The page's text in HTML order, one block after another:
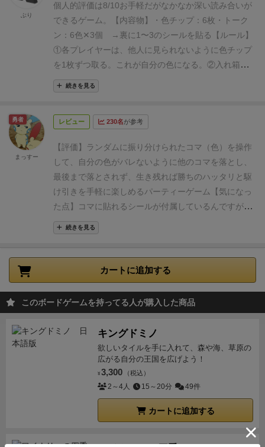
個人的評価は8/10お手軽だがなかなか深い読み合いが
できるゲーム。
【内容物】 ・色チップ：6枚 ・トーク
ン：6色✕3個 →裏に1〜3のシールを貼る
【ルール】
①各プレイヤーは、他人に見られないように色チップ
を1枚ずつ取る。これが自分の色になる。 ②入れ箱外
周の各マス（プールサイド）へランダムにトークンを
並べる。③スタートプレイヤーから以下を繰り返
し、全員へ伝える。
ただし、直前のプレイヤーと同じトークンを選
び、 元の場所に戻るのは禁止。 3)進んだ先に他
のトークンがない場合はそのまま置く。
ある場合
はそのトークンをプールへ突き落とす。
この時落
とされたのが、自分の色のトークンの 3つ目であ
る場合、自分の色を公開しゲーム脱落。
ぐ、または飛び込み台で丁度止まった場合、その
プレイヤーは誰かの色を当てないといけない。
解の場合は自分が脱落となる。脱落者は自分の色
人になるまで残れば勝利。 プレイヤーが2人の状態
で残りのトークンが2色になった場合、その瞬間に
飛び込み台に近いプレイヤーが勝利となる。同じ距
離の場合は残っているトークンの数字が大きいプレ
イヤーが勝利。数字も同じならドロー。
・とにかく軽いので気軽に何回でもできる。空い
た時間を埋めるのにも最適。・ルールが簡単なので、
続きを見る
ぶり
レビュー 230名が参考
【評価】
ランダムに振り分けられたコマ（色）を操作
して、自分の色がバレないように他のコマを落とし、
最後まで落とされず、生き残れば勝ちのハッタリと駆
け引きを手軽に楽しめるパーティーゲーム
【気になっ
た点】
コマに貼れるシールが付属しているんですが、
貼る場合は他と同じように貼らないと見分ける事が出
来てしまう為、貼るのが苦手な人はめんどくさく感じ
るかもしれない
続きを見る
勇者
まっすー
カートに追加する
このボードゲームを持ってる人が購入した商品
キングドミノ
欲しいタイルを手に入れて、森や海、草原の
広がる自分の王国を広げよう！
¥ 3,300 （税込）
2～4人 15～20分 49件
カートに追加する